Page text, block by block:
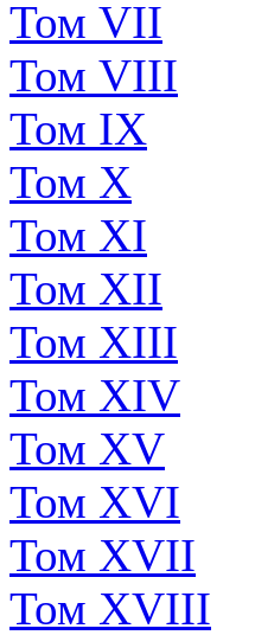
Том VII
Том VIII
Том IX
Том X
Том XI
Том XII
Том XIII
Том XIV
Том XV
Том XVI
Том XVII
Том XVIII